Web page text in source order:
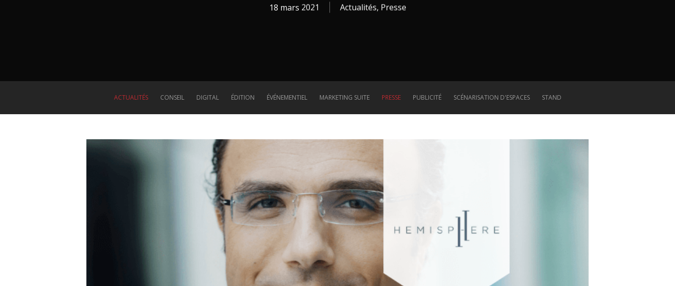
18 mars 2021 Actualités, Presse
ACTUALITÉS CONSEIL DIGITAL ÉDITION ÉVÉNEMENTIEL MARKETING SUITE PRESSE PUBLICITÉ SCÉNARISATION D'ESPACES STAND